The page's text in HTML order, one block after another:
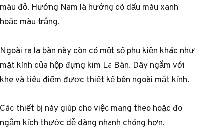
màu đỏ. Hướng Nam là hướng có dấu màu xanh
hoặc màu trắng.
Ngoài ra la bàn này còn có một số phụ kiện khác như
mặt kính của hộp đựng kim La Bàn. Dây ngắm với
khe và tiêu điểm được thiết kế bên ngoài mặt kính.
Các thiết bị này giúp cho việc mang theo hoặc đo
ngắm kích thước dễ dàng nhanh chóng hơn.